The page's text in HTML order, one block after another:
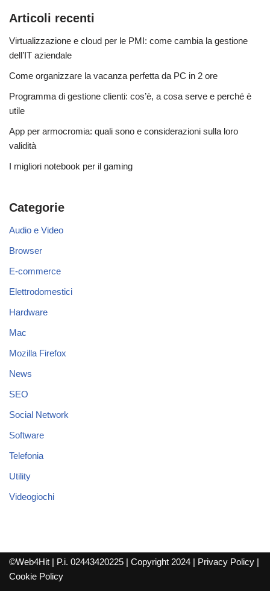
Articoli recenti
Virtualizzazione e cloud per le PMI: come cambia la gestione
dell’IT aziendale
Come organizzare la vacanza perfetta da PC in 2 ore
Programma di gestione clienti: cos’è, a cosa serve e perché è
utile
App per armocromia: quali sono e considerazioni sulla loro
validità
I migliori notebook per il gaming
Categorie
Audio e Video
Browser
E-commerce
Elettrodomestici
Hardware
Mac
Mozilla Firefox
News
SEO
Social Network
Software
Telefonia
Utility
Videogiochi
©Web4Hit | P.i. 02443420225 | Copyright 2024 | Privacy Policy |
Cookie Policy